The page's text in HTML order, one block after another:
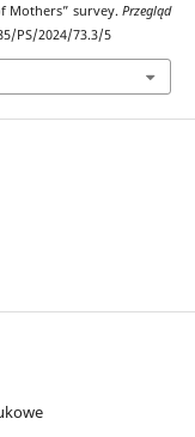
Mothers” survey. Przegląd
PS/2024/73.3/5